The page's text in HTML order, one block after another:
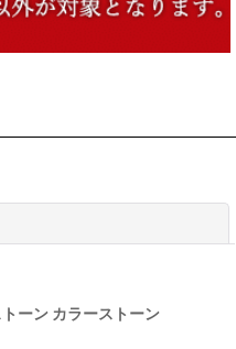
ーン カラーストーン